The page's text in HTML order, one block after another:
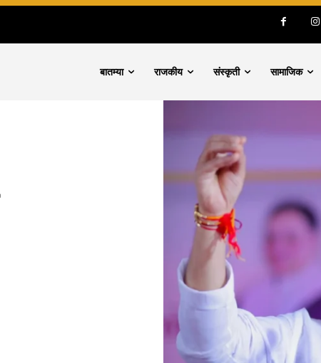
बातम्या राजकीय संस्कृती सामाजिक